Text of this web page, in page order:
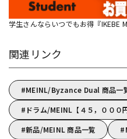
学生さんならいつでもお得『IKEBE
関連リンク
MEINL/Byzance Dual 商品一
ドラム/MEINL【４５，０００
新品/MEINL 商品一覧